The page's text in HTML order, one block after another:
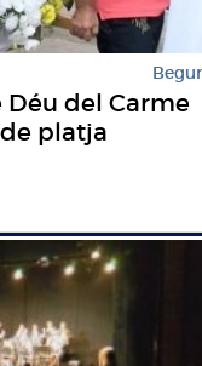
Begur
Déu del Carme
platja